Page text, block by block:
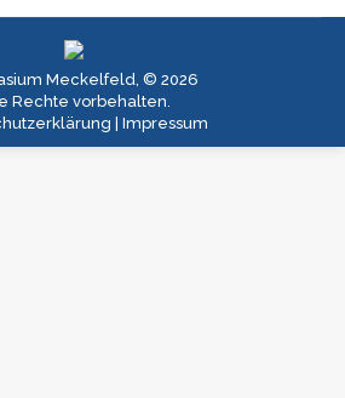
Meckelfeld, © 2026
Rechte vorbehalten.
Impressum